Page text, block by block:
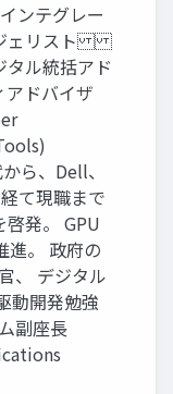
ンテグレー
ジェリスト
ル統括アド
ドバイザ
ら、Dell、
て現職まで
発。 GPU
進。 政府の
、 デジタル
動開発勉強
副座長